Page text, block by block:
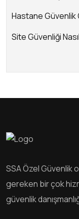
Hastane Güvenlik
Site Güvenliği
SSA Özel Güvenlik
gereken bir çok
güvenlik